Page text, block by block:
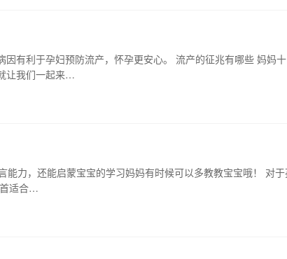
有利于孕妇预防流产，怀孕更安心。 流产的征兆有哪些 妈妈十
让我们一起来…
力，还能启蒙宝宝的学习妈妈有时候可以多教教宝宝哦！ 对
适合…